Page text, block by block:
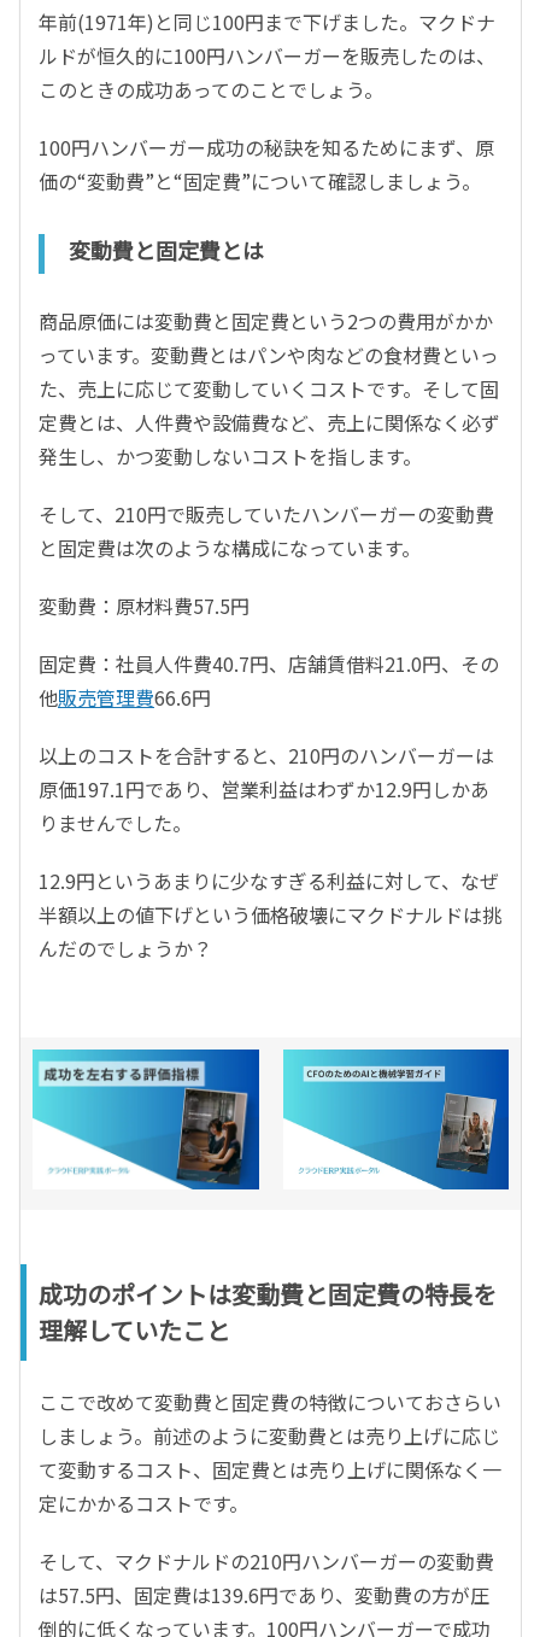
年前(1971年)と同じ100円まで下げました。マクドナ
ルドが恒久的に100円ハンバーガーを販売したのは、
このときの成功あってのことでしょう。
100円ハンバーガー成功の秘訣を知るためにまず、原
価の“変動費”と“固定費”について確認しましょう。
変動費と固定費とは
商品原価には変動費と固定費という2つの費用がかか
っています。変動費とはパンや肉などの食材費といっ
た、売上に応じて変動していくコストです。そして固
定費とは、人件費や設備費など、売上に関係なく必ず
発生し、かつ変動しないコストを指します。
そして、210円で販売していたハンバーガーの変動費
と固定費は次のような構成になっています。
変動費：原材料費57.5円
固定費：社員人件費40.7円、店舗賃借料21.0円、その
他販売管理費66.6円
以上のコストを合計すると、210円のハンバーガーは
原価197.1円であり、営業利益はわずか12.9円しかあ
りませんでした。
12.9円というあまりに少なすぎる利益に対して、なぜ
半額以上の値下げという価格破壊にマクドナルドは挑
んだのでしょうか？
成功のポイントは変動費と固定費の特長を
理解していたこと
ここで改めて変動費と固定費の特徴についておさらい
しましょう。前述のように変動費とは売り上げに応じ
て変動するコスト、固定費とは売り上げに関係なく一
定にかかるコストです。
そして、マクドナルドの210円ハンバーガーの変動費
は57.5円、固定費は139.6円であり、変動費の方が圧
倒的に低くなっています。100円ハンバーガーで成功